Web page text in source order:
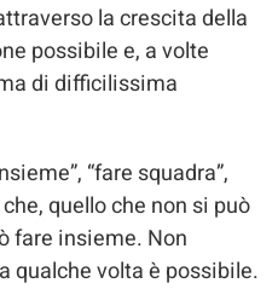
la crescita della
possibile e, a volte
di difficilissima
“fare squadra”,
quello che non si può
fare insieme. Non
qualche volta è possibile.